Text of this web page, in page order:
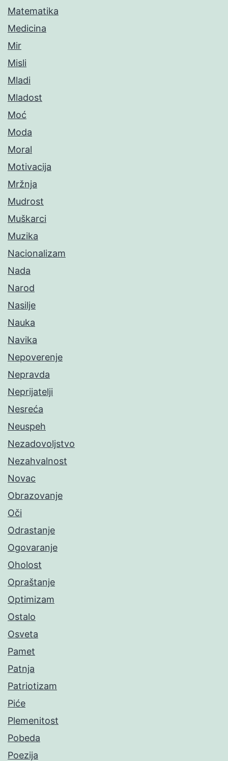
Matematika
Medicina
Mir
Misli
Mladi
Mladost
Moć
Moda
Moral
Motivacija
Mržnja
Mudrost
Muškarci
Muzika
Nacionalizam
Nada
Narod
Nasilje
Nauka
Navika
Nepoverenje
Nepravda
Neprijatelji
Nesreća
Neuspeh
Nezadovoljstvo
Nezahvalnost
Novac
Obrazovanje
Oči
Odrastanje
Ogovaranje
Oholost
Opraštanje
Optimizam
Ostalo
Osveta
Pamet
Patnja
Patriotizam
Piće
Plemenitost
Pobeda
Poezija